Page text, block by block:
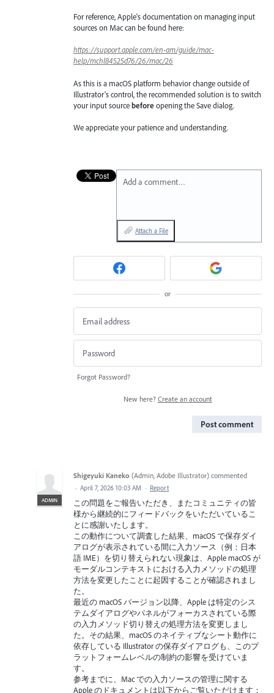
For reference, Apple's documentation on managing input
sources on Mac can be found here:
https://support.apple.com/en-am/guide/mac-
help/mchl84525d76/26/mac/26
As this is a macOS platform behavior change outside of
Illustrator's control, the recommended solution is to switch
your input sourcebefore opening the Save dialog.
We appreciate your patience and understanding.
Add a comment…
Attach a File
or
Forgot Password?
New here? Create an account
Post comment
ADMIN
Shigeyuki Kaneko (Admin, Adobe Illustrator) commented
· April 7, 2026 10:03 AM · Report
この問題をご報告いただき、またコミュニティの皆
様から継続的にフィードバックをいただいているこ
とに感謝いたします。
この動作について調査した結果、macOS で保存ダイ
アログが表示されている間に入力ソース（例：日本
語 IME）を切り替えられない現象は、Apple macOS が
モーダルコンテキストにおける入力メソッドの処理
方法を変更したことに起因することが確認されまし
た。
最近の macOS バージョン以降、Apple は特定のシス
テムダイアログやパネルがフォーカスされている際
の入力メソッド切り替えの処理方法を変更しまし
た。その結果、macOS のネイティブなシート動作に
依存している Illustrator の保存ダイアログも、このプ
ラットフォームレベルの制約の影響を受けていま
す。
参考までに、Mac での入力ソースの管理に関する
Apple のドキュメントは以下からご覧いただけます：